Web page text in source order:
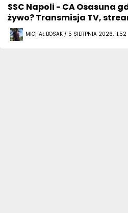
SSC Napoli - CA Osasuna
żywo? Transmisja TV,
MICHAŁ BOSAK / 5 SIERPNIA 2026, 11:52